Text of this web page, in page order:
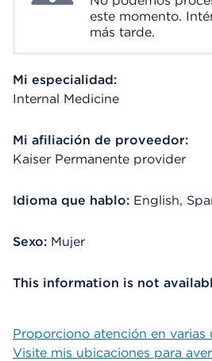
este momento.
más tarde.
Mi especialidad:
Internal Medicine
Mi afiliación de proveedor:
Kaiser Permanente provider
Idioma que hablo: English,
Sexo: Mujer
This information is not
Proporciono atención en varias
Visite mis ubicaciones para